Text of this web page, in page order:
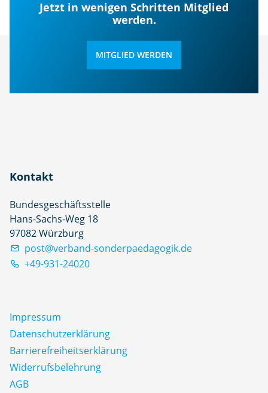
Jetzt in wenigen Schritten Mitglied
werden.
MITGLIED WERDEN
Kontakt
Bundesgeschäftsstelle
Hans-Sachs-Weg 18
97082 Würzburg
post@verband-sonderpaedagogik.de
+49-931-24020
Impressum
Datenschutz­erklärung
Barrierefreiheitserklärung
Widerrufsbelehrung
AGB